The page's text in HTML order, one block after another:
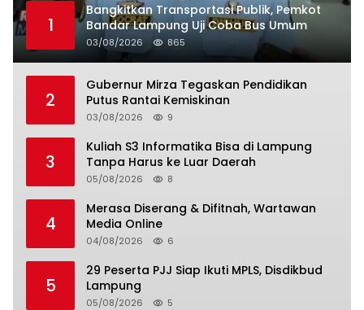
1
Bangkitkan Transportasi Publik, Pemkot
Bandar Lampung Uji Coba Bus Umum
03/08/2026 865
2
Gubernur Mirza Tegaskan Pendidikan
Putus Rantai Kemiskinan
03/08/2026 9
3
Kuliah S3 Informatika Bisa di Lampung
Tanpa Harus ke Luar Daerah
05/08/2026 8
4
Merasa Diserang & Difitnah, Wartawan
Media Online
04/08/2026 6
5
29 Peserta PJJ Siap Ikuti MPLS, Disdikbud
Lampung
05/08/2026 5